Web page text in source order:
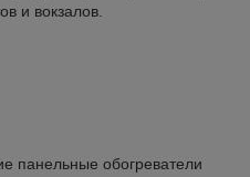
и вокзалов.
панельные обогреватели